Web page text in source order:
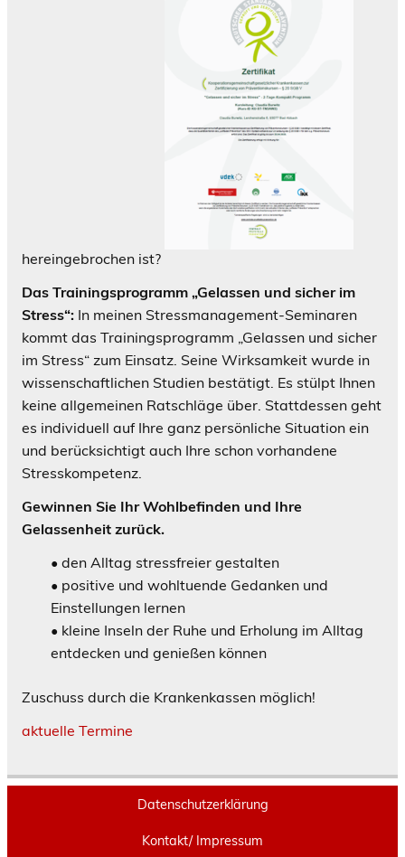
hereingebrochen ist?
Das Trainingsprogramm „Gelassen und sicher im
Stress“: In meinen Stressmanagement-Seminaren
kommt das Trainingsprogramm „Gelassen und sicher
im Stress“ zum Einsatz. Seine Wirksamkeit wurde in
wissenschaftlichen Studien bestätigt. Es stülpt Ihnen
keine allgemeinen Ratschläge über. Stattdessen geht
es individuell auf Ihre ganz persönliche Situation ein
und berücksichtigt auch Ihre schon vorhandene
Stresskompetenz.
Gewinnen Sie Ihr Wohlbefinden und Ihre
Gelassenheit zurück.
• den Alltag stressfreier gestalten
• positive und wohltuende Gedanken und
Einstellungen lernen
• kleine Inseln der Ruhe und Erholung im Alltag
entdecken und genießen können
Zuschuss durch die Krankenkassen möglich!
aktuelle Termine
Datenschutzerklärung
Kontakt/ Impressum